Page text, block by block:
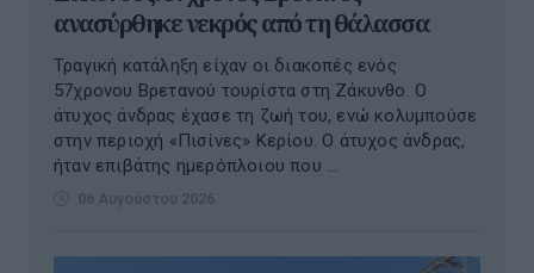
ανασύρθηκε νεκρός από τη θάλασσα
Τραγική κατάληξη είχαν οι διακοπές ενός
57χρονου Βρετανού τουρίστα στη Ζάκυνθο. Ο
άτυχος άνδρας έχασε τη ζωή του, ενώ κολυμπούσε
στην περιοχή «Πισίνες» Κερίου. Ο άτυχος άνδρας,
ήταν επιβάτης ημερόπλοιου που ...